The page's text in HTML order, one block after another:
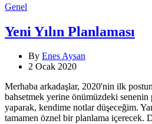
Categories
Genel
Yeni Yılın Planlaması
By Enes Aysan
2 Ocak 2020
Merhaba arkadaşlar, 2020'nin ilk
bahsetmek yerine önümüzdeki senenin
yaparak, kendime notlar düşeceğim.
tamamen öznel bir planlama içerecek.